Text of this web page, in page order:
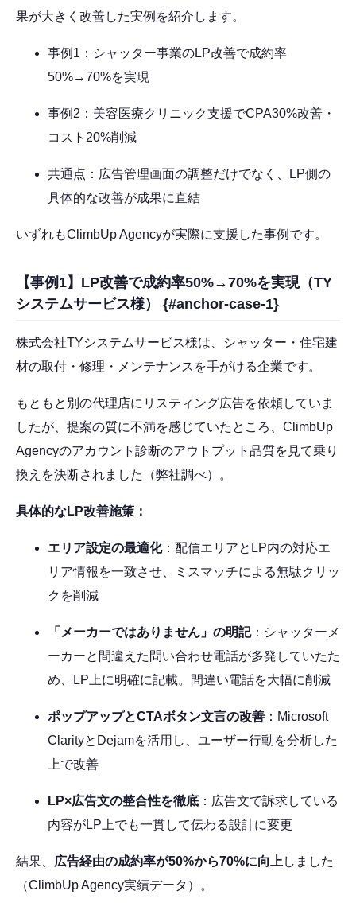
果が大きく改善した実例を紹介します。
事例1：シャッター事業のLP改善で成約率
50%→70%を実現
事例2：美容医療クリニック支援でCPA30%改善・
コスト20%削減
共通点：広告管理画面の調整だけでなく、LP側の
具体的な改善が成果に直結
いずれもClimbUp Agencyが実際に支援した事例です。
【事例1】LP改善で成約率50%→70%を実現（TY
システムサービス様） {#anchor-case-1}
株式会社TYシステムサービス様は、シャッター・住宅建
材の取付・修理・メンテナンスを手がける企業です。
もともと別の代理店にリスティング広告を依頼していま
したが、提案の質に不満を感じていたところ、ClimbUp
Agencyのアカウント診断のアウトプット品質を見て乗り
換えを決断されました（弊社調べ）。
具体的なLP改善施策：
エリア設定の最適化：配信エリアとLP内の対応エ
リア情報を一致させ、ミスマッチによる無駄クリッ
クを削減
「メーカーではありません」の明記：シャッターメ
ーカーと間違えた問い合わせ電話が多発していたた
め、LP上に明確に記載。間違い電話を大幅に削減
ポップアップとCTAボタン文言の改善 ：Microsoft
ClarityとDejamを活用し、ユーザー行動を分析した
上で改善
LP×広告文の整合性を徹底 ：広告文で訴求している
内容がLP上でも一貫して伝わる設計に変更
結果、 広告経由の成約率が50%から70%に向上 しました
（ClimbUp Agency実績データ）。